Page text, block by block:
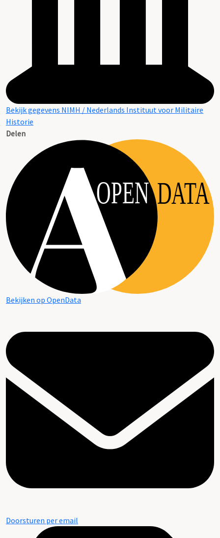
Bekijk gegevens NIMH / Nederlands Instituut voor Militaire
Historie
Delen
OPEN DATA
Bekijken op OpenData
Doorsturen per email